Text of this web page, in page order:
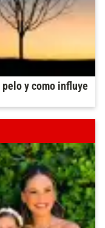
y como influye